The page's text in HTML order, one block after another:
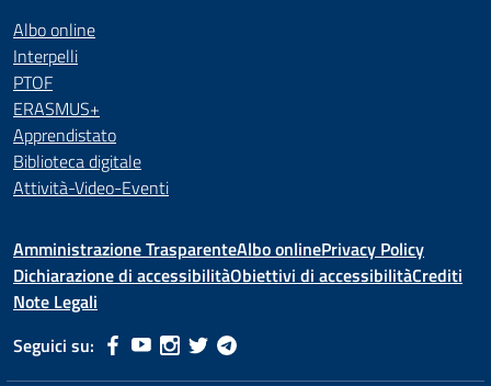
Albo online
Interpelli
PTOF
ERASMUS+
Apprendistato
Biblioteca digitale
Attività-Video-Eventi
Amministrazione TrasparenteAlbo onlinePrivacy Policy
Dichiarazione di accessibilitàObiettivi di accessibilitàCrediti
Note Legali
Seguici su: